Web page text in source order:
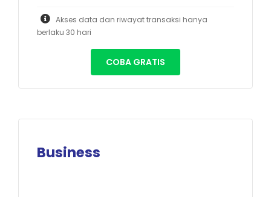
Akses data dan riwayat transaksi hanya
berlaku 30 hari
COBA GRATIS
Business